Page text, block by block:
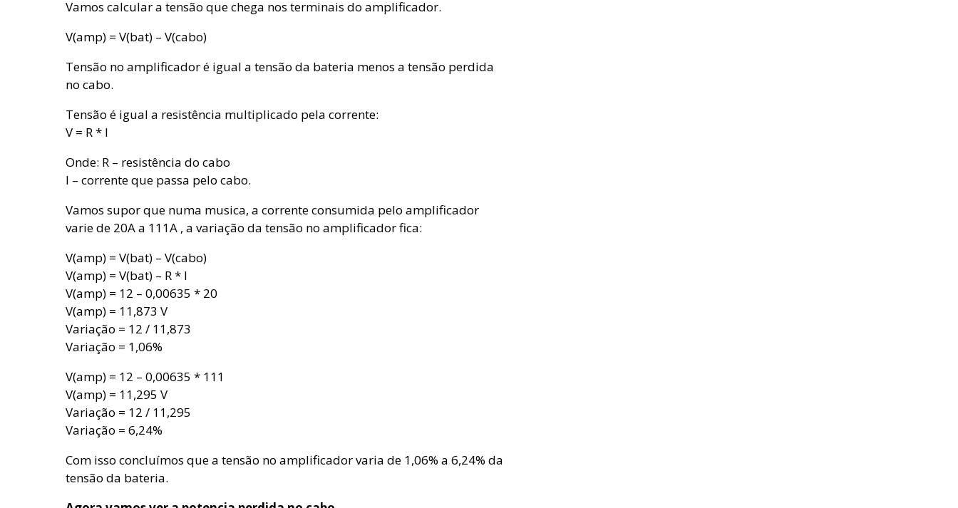
Vamos calcular a tensão que chega nos terminais do amplificador.
V(amp) = V(bat) – V(cabo)
Tensão no amplificador é igual a tensão da bateria menos a tensão perdida
no cabo.
Tensão é igual a resistência multiplicado pela corrente:
V = R * I
Onde: R – resistência do cabo
I – corrente que passa pelo cabo.
Vamos supor que numa musica, a corrente consumida pelo amplificador
varie de 20A a 111A , a variação da tensão no amplificador fica:
V(amp) = V(bat) – V(cabo)
V(amp) = V(bat) – R * I
V(amp) = 12 – 0,00635 * 20
V(amp) = 11,873 V
Variação = 12 / 11,873
Variação = 1,06%
V(amp) = 12 – 0,00635 * 111
V(amp) = 11,295 V
Variação = 12 / 11,295
Variação = 6,24%
Com isso concluímos que a tensão no amplificador varia de 1,06% a 6,24% da
tensão da bateria.